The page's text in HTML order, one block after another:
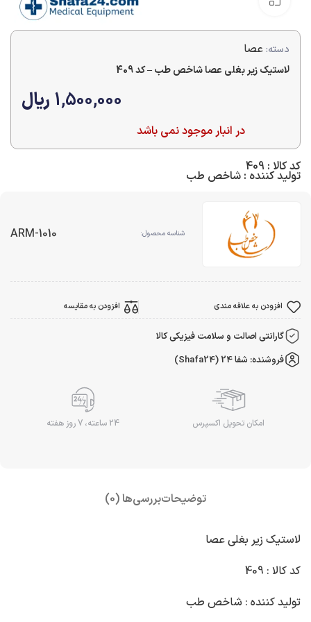
دسته: عصا
لاستیک زیر بغلی عصا شاخص طب – کد 409
1,500,000 ریال
در انبار موجود نمی باشد
کد کالا : 409
تولید کننده : شاخص طب
شناسه محصول: ARM-1010
افزودن به علاقه مندی افزودن به مقایسه
گارانتی اصالت و سلامت فیزیکی کالا
فروشنده: شفا 24 (Shafa24)
امکان تحویل اکسپرس 24 ساعته، 7 روز هفته
توضیحاتبررسی‌ها (0)
لاستیک زیر بغلی عصا
کد کالا : 409
تولید کننده : شاخص طب